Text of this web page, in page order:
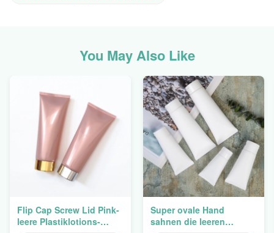
You May Also Like
Flip Cap Screw Lid Pink-
leere Plastiklotions-
Super ovale Hand
sahnen die leeren